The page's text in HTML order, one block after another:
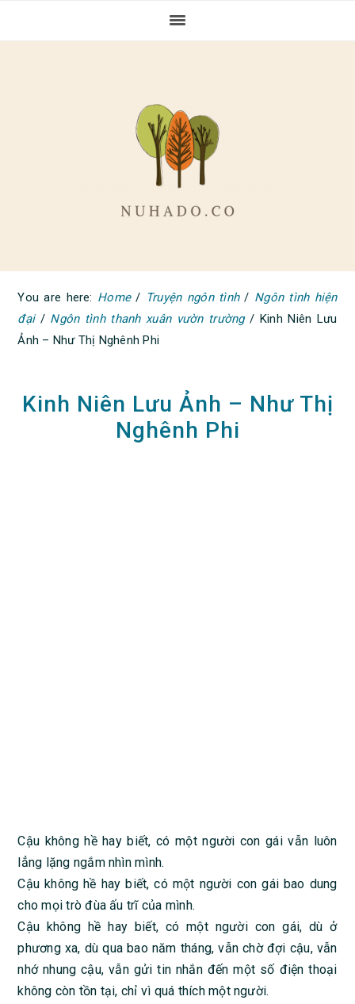
You are here: Home / Truyện ngôn tình / Ngôn tình hiện
đại / Ngôn tình thanh xuân vườn trường / Kinh Niên Lưu
Ảnh – Như Thị Nghênh Phi
Kinh Niên Lưu Ảnh – Như Thị
Nghênh Phi
Cậu không hề hay biết, có một người con gái vẫn luôn
lẳng lặng ngắm nhìn mình.
Cậu không hề hay biết, có một người con gái bao dung
cho mọi trò đùa ấu trĩ của mình.
Cậu không hề hay biết, có một người con gái, dù ở
phương xa, dù qua bao năm tháng, vẫn chờ đợi cậu, vẫn
nhớ nhung cậu, vẫn gửi tin nhắn đến một số điện thoại
không còn tồn tại, chỉ vì quá thích một người.